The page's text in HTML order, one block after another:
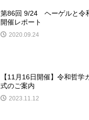
第86回 9/24 ヘーゲルと令
開催レポート
2020.09.24
【11月16日開催】令和哲学
式のご案内
2023.11.12